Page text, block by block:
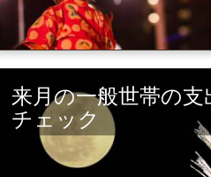
来月の一般世帯の支
チェック